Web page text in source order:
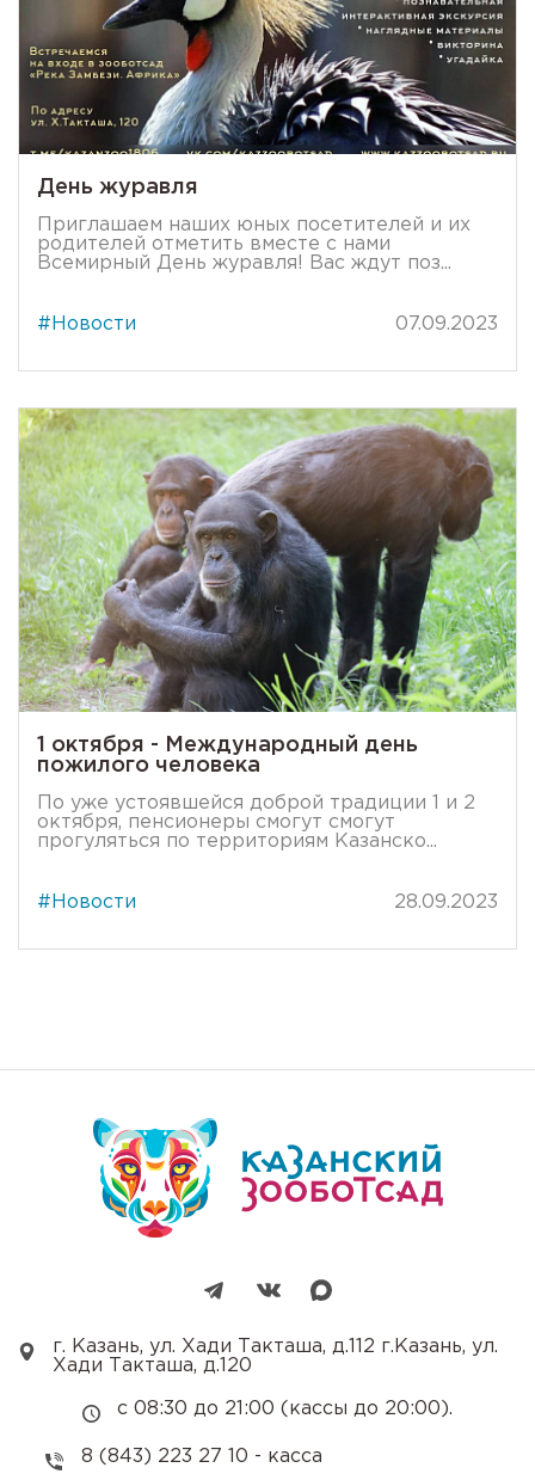
День журавля
Приглашаем наших юных посетителей и их
родителей отметить вместе с нами
Всемирный День журавля! Вас ждут поз...
#Новости 07.09.2023
1 октября - Международный день
пожилого человека
По уже устоявшейся доброй традиции 1 и 2
октября, пенсионеры смогут смогут
прогуляться по территориям Казанско...
#Новости 28.09.2023
г. Казань, ул. Хади Такташа, д.112 г.Казань, ул.
Хади Такташа, д.120
с 08:30 до 21:00 (кассы до 20:00).
8 (843) 223 27 10 - касса